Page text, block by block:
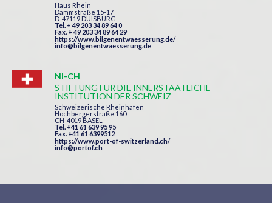
Haus Rhein
Dammstraße 15-17
D-47119 DUISBURG
Tel. + 49 203 34 89 64 0
Fax. + 49 203 34 89 64 29
https://www.bilgenentwaesserung.de/
info@bilgenentwaesserung.de
NI-CH
STIFTUNG FÜR DIE INNERSTAATLICHE
INSTITUTION DER SCHWEIZ
Schweizerische Rheinhäfen
Hochbergerstraße 160
CH-4019 BASEL
Tel. +41 61 639 95 95
Fax. +41 61 6399512
https://www.port-of-switzerland.ch/
info@portof.ch